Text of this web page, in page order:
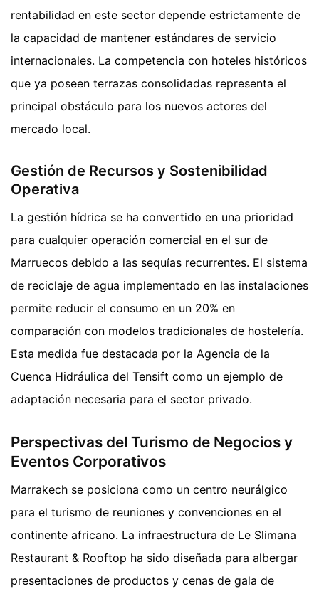
rentabilidad en este sector depende estrictamente de
la capacidad de mantener estándares de servicio
internacionales. La competencia con hoteles históricos
que ya poseen terrazas consolidadas representa el
principal obstáculo para los nuevos actores del
mercado local.
Gestión de Recursos y Sostenibilidad
Operativa
La gestión hídrica se ha convertido en una prioridad
para cualquier operación comercial en el sur de
Marruecos debido a las sequías recurrentes. El sistema
de reciclaje de agua implementado en las instalaciones
permite reducir el consumo en un 20% en
comparación con modelos tradicionales de hostelería.
Esta medida fue destacada por la Agencia de la
Cuenca Hidráulica del Tensift como un ejemplo de
adaptación necesaria para el sector privado.
Perspectivas del Turismo de Negocios y
Eventos Corporativos
Marrakech se posiciona como un centro neurálgico
para el turismo de reuniones y convenciones en el
continente africano. La infraestructura de Le Slimana
Restaurant & Rooftop ha sido diseñada para albergar
presentaciones de productos y cenas de gala de